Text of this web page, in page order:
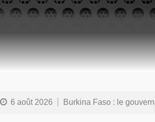
6 août 2026 Burkina Faso : le gouvernement met en demeure l’artiste